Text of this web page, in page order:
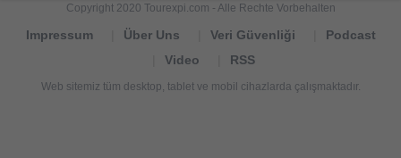
Copyright 2020 Tourexpi.com - Alle Rechte Vorbehalten
Impressum Über Uns Veri Güvenliği
Podcast
Video
RSS
Web sitemiz tüm desktop, tablet ve mobil cihazlarda çalışmaktadır.